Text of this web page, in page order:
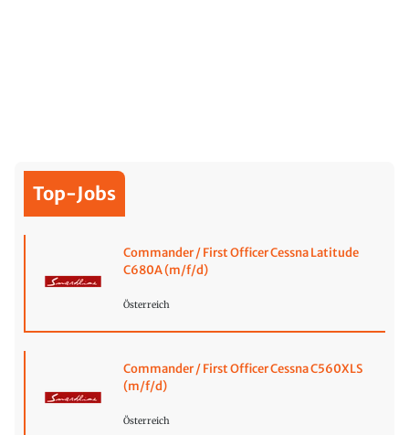
Top-Jobs
Commander / First Officer Cessna Latitude
C680A (m/f/d)
Österreich
Commander / First Officer Cessna C560XLS
(m/f/d)
Österreich